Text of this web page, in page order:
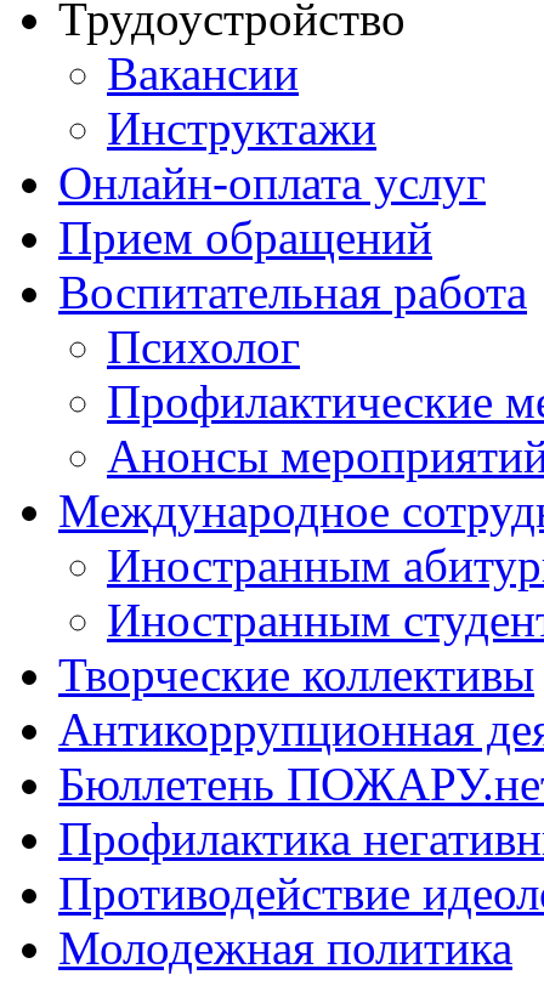
Трудоустройство
Вакансии
Инструктажи
Онлайн-оплата услуг
Прием обращений
Воспитательная работа
Психолог
Профилактические
Анонсы
Международное
Иностранным
Иностранным
Творческие коллективы
Антикоррупционная
Бюллетень
Профилактика
Противодействие
Молодежная политика